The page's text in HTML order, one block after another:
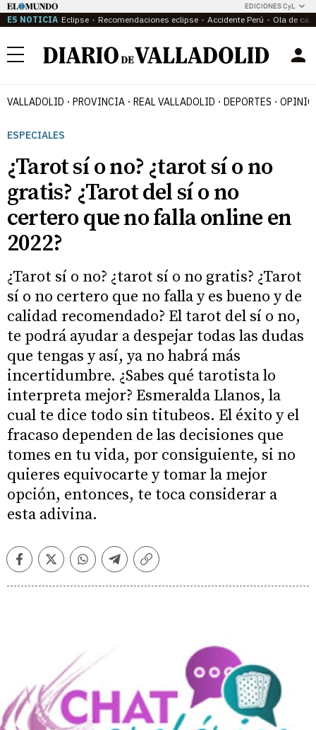
EDICIONES CyL
ES NOTICIA Eclipse Recomendaciones eclipse Accidente Perú Ola de
Menú
VALLADOLID PROVINCIA REAL VALLADOLID DEPORTES
ESPECIALES
¿Tarot sí o no? ¿tarot sí o no
gratis? ¿Tarot del sí o no
certero que no falla online en
2022?
¿Tarot sí o no? ¿tarot sí o no gratis? ¿Tarot
sí o no certero que no falla y es bueno y de
calidad recomendado? El tarot del sí o no,
te podrá ayudar a despejar todas las dudas
que tengas y así, ya no habrá más
incertidumbre. ¿Sabes qué tarotista lo
interpreta mejor? Esmeralda Llanos, la
cual te dice todo sin titubeos. El éxito y el
fracaso dependen de las decisiones que
tomes en tu vida, por consiguiente, si no
quieres equivocarte y tomar la mejor
opción, entonces, te toca considerar a
esta adivina.
FacebookTwitterWhatsappTelegramCopiar